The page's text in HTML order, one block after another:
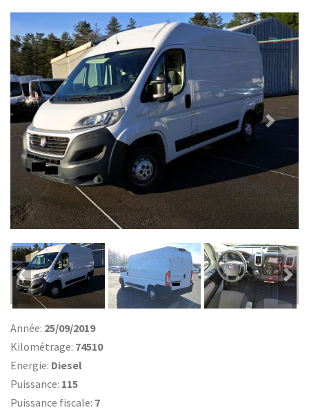
Previous Next
Previous
Année: 25/09/2019
Kilométrage: 74510
Energie: Diesel
Puissance: 115
Puissance fiscale: 7